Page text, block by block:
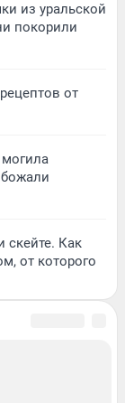
из уральской
покорили
от
скейте. Как
от которого